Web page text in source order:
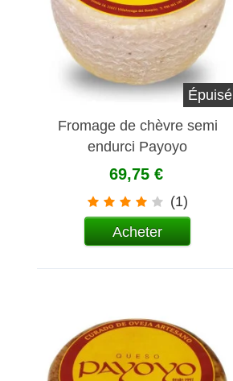
Épuisé
Fromage de chèvre semi
endurci Payoyo
69,75 €
(1)
Acheter